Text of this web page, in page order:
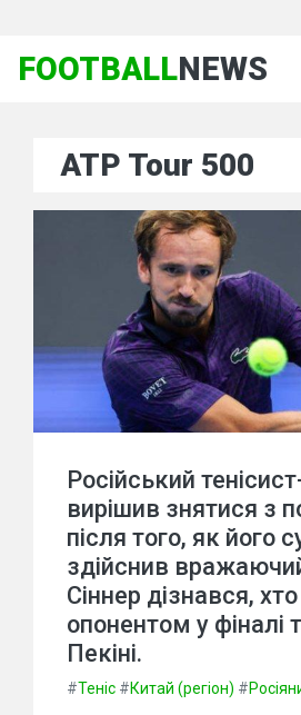
FOOTBALLNEWS
ATP Tour 500
Російський
вирішив знятися з
після того, як його
здійснив
Сіннер дізнався,
опонентом у фіналі
Пекіні.
#Теніс #Китай (регіон) #